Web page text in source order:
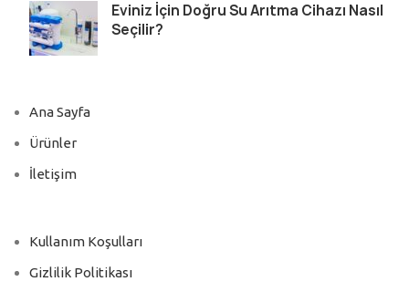
Eviniz İçin Doğru Su Arıtma Cihazı Nasıl
Seçilir?
Ana Sayfa
Ürünler
İletişim
Kullanım Koşulları
Gizlilik Politikası